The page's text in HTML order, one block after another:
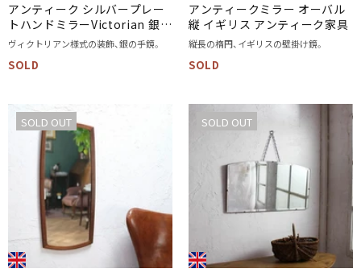
アンティーク シルバープレー
トハンドミラーVictorian 銀の
手鏡
ヴィクトリアン様式の装飾、銀の手鏡。
SOLD
アンティークミラー オーバル
縦 イギリス アンティーク家具
縦長の楕円、イギリスの壁掛け鏡。
SOLD
SOLD OUT SOLD OUT